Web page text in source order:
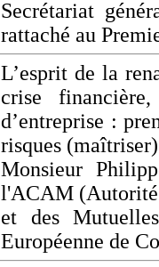
Secrétariat
rattaché au
L’esprit de la
crise
d’entreprise :
risques
Monsieur
l'ACAM (Autorité
et des
Européenne de